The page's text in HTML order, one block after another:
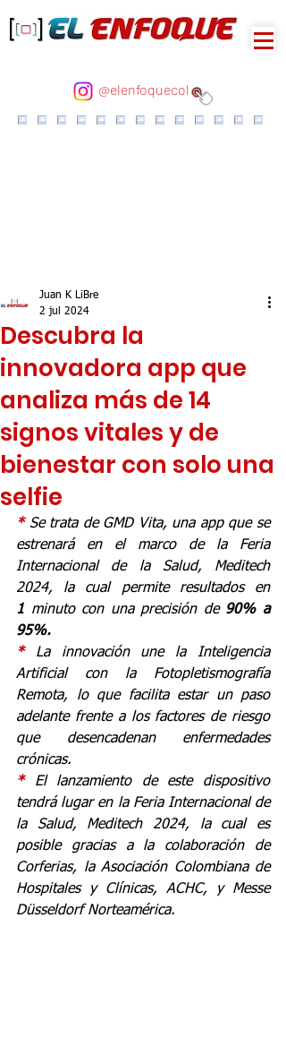
@elenfoquecol
Descubra la
innovadora app que
analiza más de 14
signos vitales y de
bienestar con solo una
selfie
Juan K LiBre
2 jul 2024
* Se trata de GMD Vita, una app que se
estrenará en el marco de la Feria
Internacional de la Salud, Meditech
2024, la cual permite resultados en
1 minuto con una precisión de 90% a
95%.
* La innovación une la Inteligencia
Artificial con la Fotopletismografía
Remota, lo que facilita estar un paso
adelante frente a los factores de riesgo
que desencadenan enfermedades
crónicas.
* El lanzamiento de este dispositivo
tendrá lugar en la Feria Internacional de
la Salud, Meditech 2024, la cual es
posible gracias a la colaboración de
Corferias, la Asociación Colombiana de
Hospitales y Clínicas, ACHC, y Messe
Düsseldorf Norteamérica.